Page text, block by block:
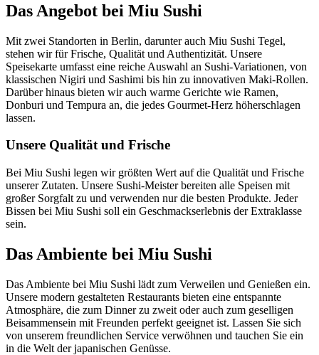
Das Angebot bei Miu Sushi
Mit zwei Standorten in Berlin, darunter auch Miu Sushi Tegel,
stehen wir für Frische, Qualität und Authentizität. Unsere
Speisekarte umfasst eine reiche Auswahl an Sushi-Variationen, von
klassischen Nigiri und Sashimi bis hin zu innovativen Maki-Rollen.
Darüber hinaus bieten wir auch warme Gerichte wie Ramen,
Donburi und Tempura an, die jedes Gourmet-Herz höherschlagen
lassen.
Unsere Qualität und Frische
Bei Miu Sushi legen wir größten Wert auf die Qualität und Frische
unserer Zutaten. Unsere Sushi-Meister bereiten alle Speisen mit
großer Sorgfalt zu und verwenden nur die besten Produkte. Jeder
Bissen bei Miu Sushi soll ein Geschmackserlebnis der Extraklasse
sein.
Das Ambiente bei Miu Sushi
Das Ambiente bei Miu Sushi lädt zum Verweilen und Genießen ein.
Unsere modern gestalteten Restaurants bieten eine entspannte
Atmosphäre, die zum Dinner zu zweit oder auch zum geselligen
Beisammensein mit Freunden perfekt geeignet ist. Lassen Sie sich
von unserem freundlichen Service verwöhnen und tauchen Sie ein
in die Welt der japanischen Genüsse.